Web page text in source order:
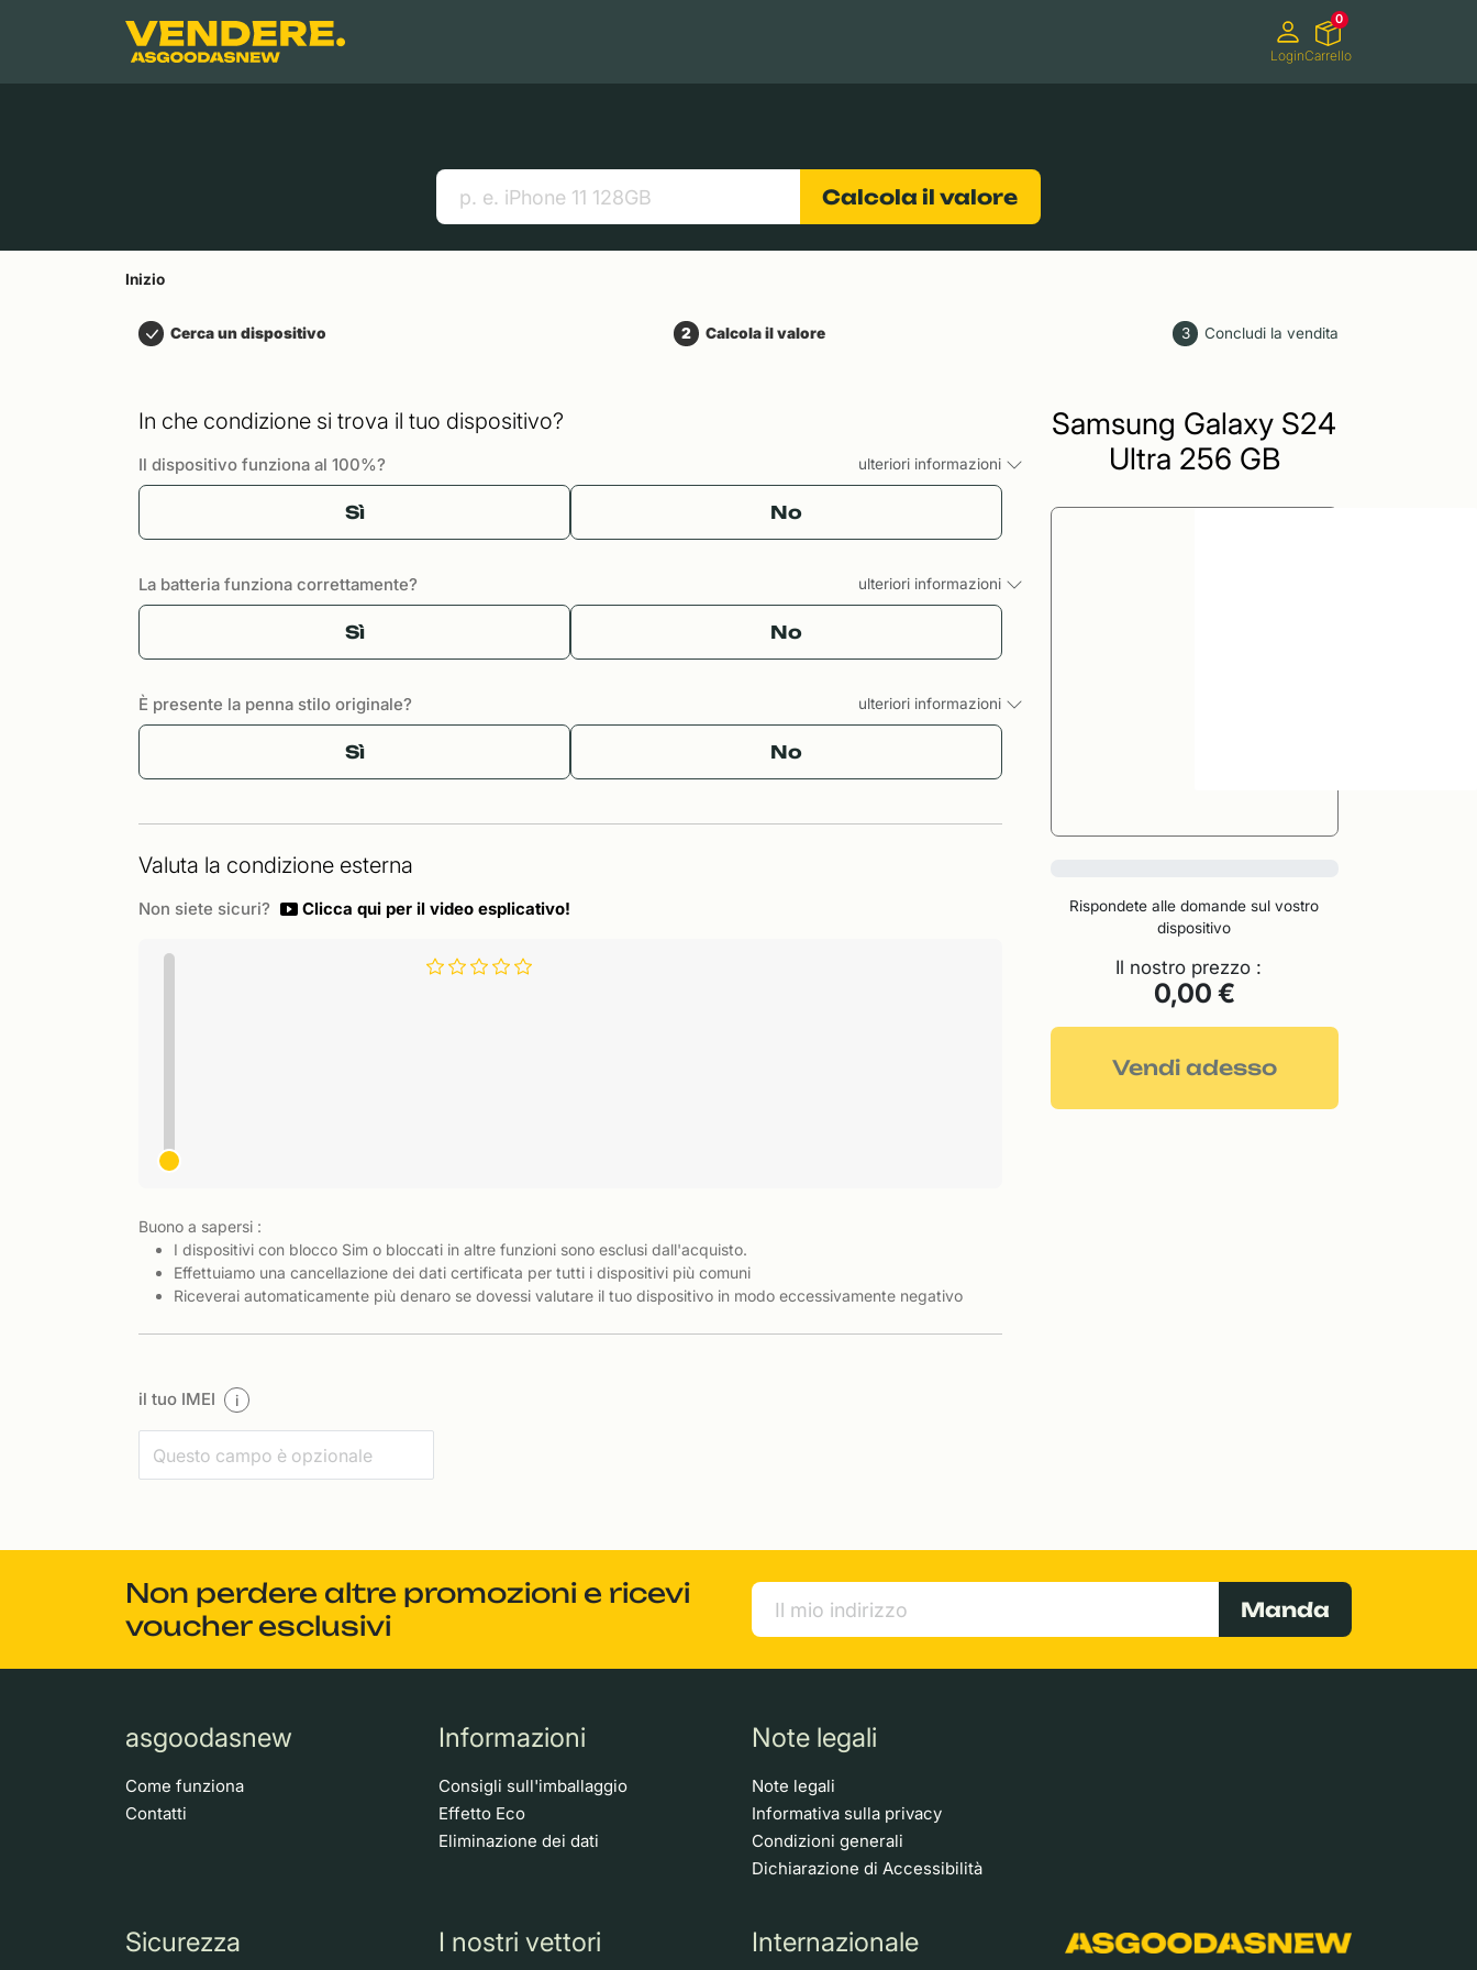
Contenuto principale
LoginCarrello
0
Calcola il valore
Inizio
Cerca un dispositivo 2 Calcola il valore 3 Concludi la vendita
In che condizione si trova il tuo dispositivo?
Il dispositivo funziona al 100%? ulteriori informazioni
Sì No
La batteria funziona correttamente? ulteriori informazioni
Sì No
È presente la penna stilo originale? ulteriori informazioni
Sì No
Valuta la condizione esterna
Non siete sicuri? Clicca qui per il video esplicativo!
Buono a sapersi :
I dispositivi con blocco Sim o bloccati in altre funzioni sono esclusi dall'acquisto.
Effettuiamo una cancellazione dei dati certificata per tutti i dispositivi più comuni
Riceverai automaticamente più denaro se dovessi valutare il tuo dispositivo in modo eccessivamente negativo
il tuo IMEI i
Samsung Galaxy S24
Ultra 256 GB
Rispondete alle domande sul vostro
dispositivo
Il nostro prezzo :
0,00 €
Vendi adesso
Non perdere altre promozioni e ricevi
voucher esclusivi
Manda
asgoodasnew
Come funziona
Contatti
Informazioni
Consigli sull'imballaggio
Effetto Eco
Eliminazione dei dati
Note legali
Note legali
Informativa sulla privacy
Condizioni generali
Dichiarazione di Accessibilità
Sicurezza I nostri vettori Internazionale